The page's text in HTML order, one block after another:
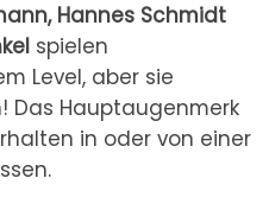
Hannes Schmidt
spielen
Level, aber sie
Das Hauptaugenmerk
in oder von einer